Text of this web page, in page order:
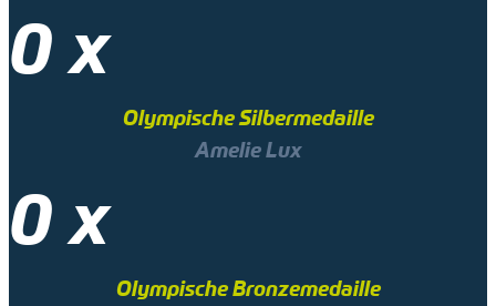
0x
Olympische Silbermedaille
Amelie Lux
0x
Olympische Bronzemedaille